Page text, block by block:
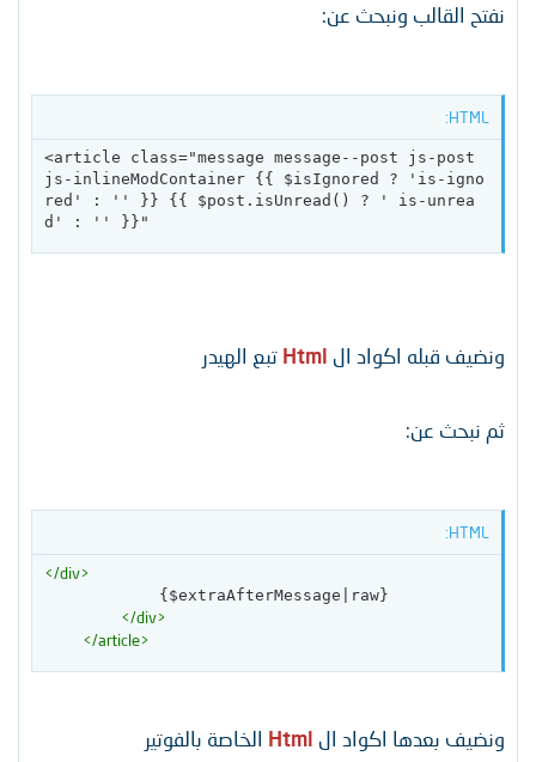
نفتح القالب ونبحث عن:
HTML:
<article class="message message--post js-post
js-inlineModContainer {{ $isIgnored ? 'is-igno
red' : '' }} {{ $post.isUnread() ? ' is-unrea
d' : '' }}"
ونضيف قبله اكواد ال Html تبع الهيدر
ثم نبحث عن:
HTML:
</div>
</div>
</article>
ونضيف بعدها اكواد ال Html الخاصة بالفوتير